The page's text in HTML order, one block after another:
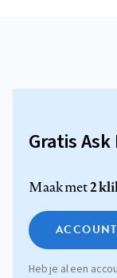
Gratis
Maak met2
Heb je al een